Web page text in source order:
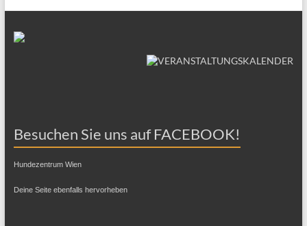
Besuchen Sie uns auf FACEBOOK!
Hundezentrum Wien
Deine Seite ebenfalls hervorheben